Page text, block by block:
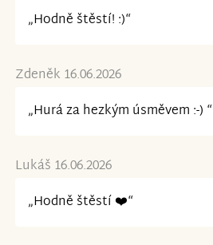
„Hodně štěstí! :)“
Zdeněk 16.06.2026
„Hurá za hezkým úsměvem :-) “
Lukáš 16.06.2026
„Hodně štěstí ❤️“